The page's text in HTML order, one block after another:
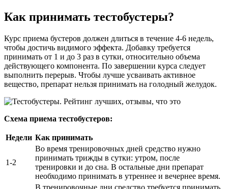
Как принимать тестобустеры?
Курс приема бустеров должен длиться в течение 4-6 недель,
чтобы достичь видимого эффекта. Добавку требуется
принимать от 1 и до 3 раз в сутки, относительно объема
действующего компонента. По завершении курса следует
выполнить перерыв. Чтобы лучше усваивать активное
вещество, препарат нельзя принимать на голодный желудок.
Схема приема тестобустеров:
Недели Как принимать
1-2
Во время тренировочных дней средство нужно
принимать трижды в сутки: утром, после
тренировки и до сна. В остальные дни препарат
необходимо принимать в утреннее и вечернее время.
В тренировочные дни средство требуется принимать